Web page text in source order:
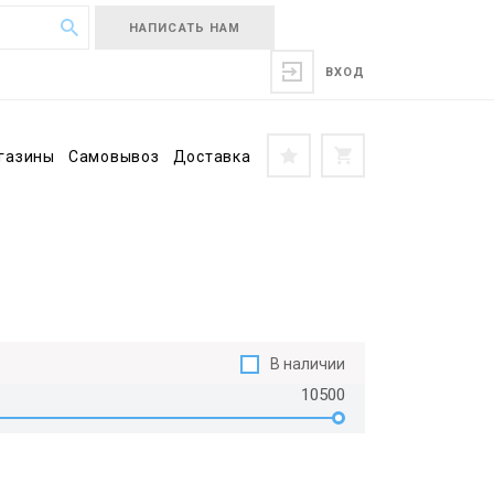
НАПИСАТЬ НАМ
ВХОД
Самовывоз Доставка
В наличии
10500